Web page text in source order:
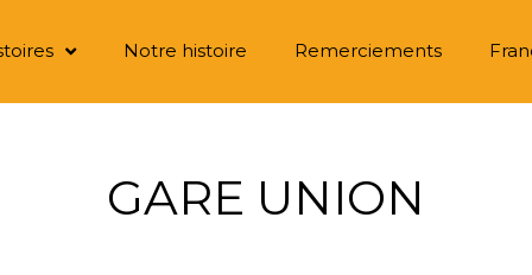
Notre histoire Remerciements
GARE UNION